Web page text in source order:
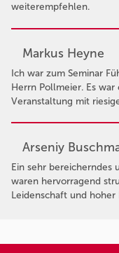
weiterempfehlen.
Markus Heyne
Ich war zum Seminar
Herrn Pollmeier. Es
Veranstaltung mit
Arseniy
Ein sehr bereicherndes
waren hervorragend
Leidenschaft und